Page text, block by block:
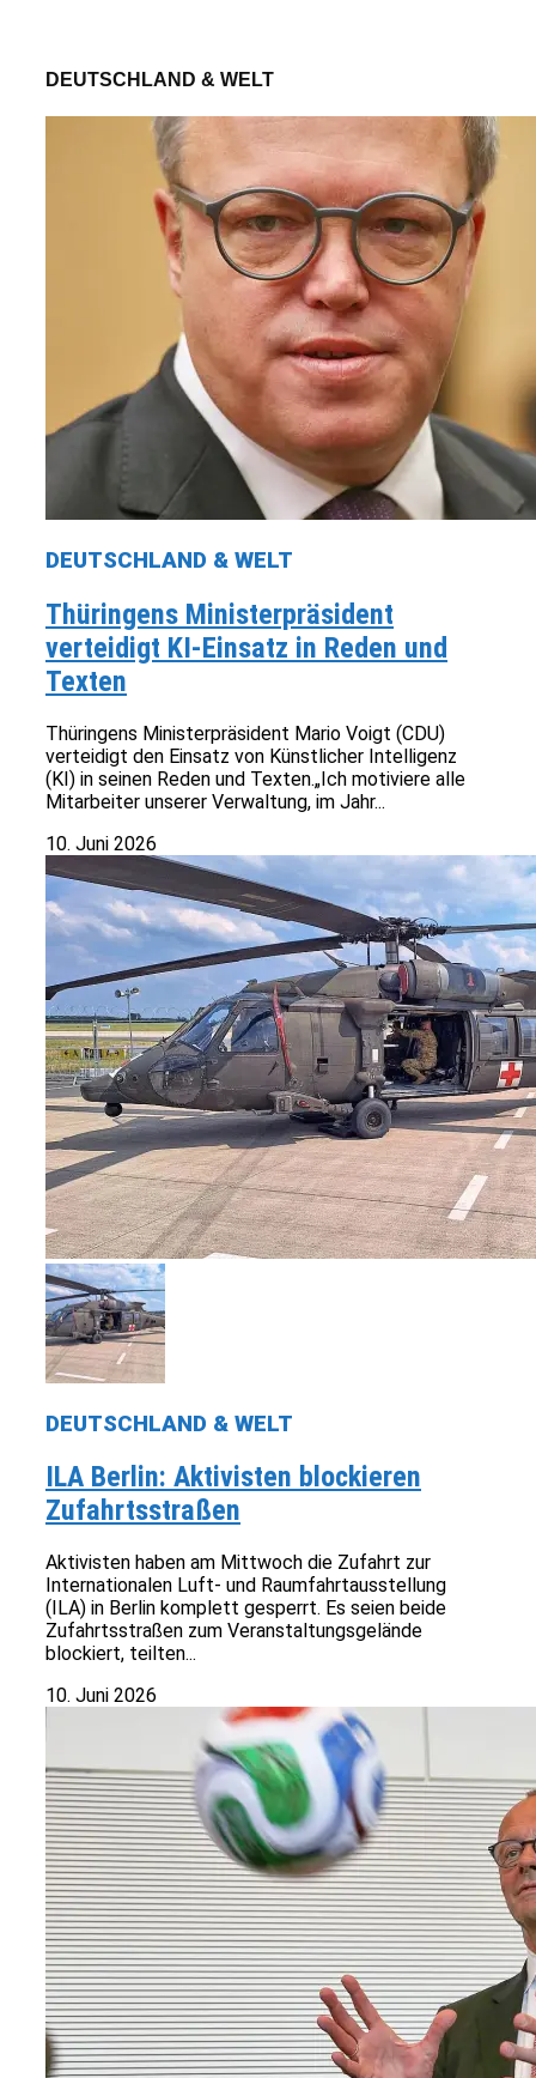
DEUTSCHLAND & WELT
DEUTSCHLAND & WELT
Thüringens Ministerpräsident
verteidigt KI-Einsatz in Reden und
Texten
Thüringens Ministerpräsident Mario Voigt (CDU)
verteidigt den Einsatz von Künstlicher Intelligenz
(KI) in seinen Reden und Texten.„Ich motiviere alle
Mitarbeiter unserer Verwaltung, im Jahr...
10. Juni 2026
DEUTSCHLAND & WELT
ILA Berlin: Aktivisten blockieren
Zufahrtsstraßen
Aktivisten haben am Mittwoch die Zufahrt zur
Internationalen Luft- und Raumfahrtausstellung
(ILA) in Berlin komplett gesperrt. Es seien beide
Zufahrtsstraßen zum Veranstaltungsgelände
blockiert, teilten...
10. Juni 2026